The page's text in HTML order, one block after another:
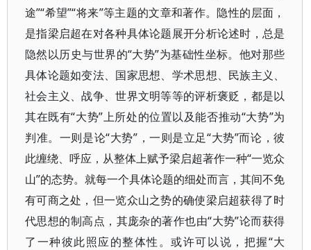
途”“希望”“将来”等主题的文章和著作。隐性的层面，
是指梁启超在对各种具体论题展开分析论述时，总是
隐然以历史与世界的“大势”为基础性坐标。他对那些
具体论题如变法、国家思想、学术思想、民族主义、
社会主义、战争、世界文明等等的评析褒贬，都是以
其在既有“大势”上所处的位置以及能否推动“大势”为
判准。一则是论“大势”，一则是立足“大势”而论，彼
此缠绕、呼应，从整体上赋予梁启超著作一种“一览众
山”的态势。就每一个具体论题的细处而言，其间不免
有可商之处，但一览众山之势的确使梁启超获得了时
代思想的制高点，其庞杂的著作也由“大势”论而获得
了一种彼此照应的整体性。或许可以说，把握“大